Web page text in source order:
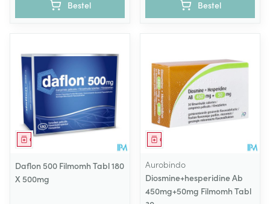
Bestel Bestel
Geneesmiddel
Daflon 500 Filmomh Tabl 180
X 500mg
Geneesmiddel
Aurobindo
Diosmine+hesperidine Ab
450mg+50mg Filmomh Tabl